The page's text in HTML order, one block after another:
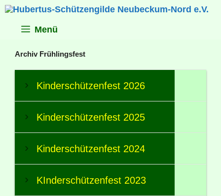
Zum
Inhalt
Menü
Archiv Frühlingsfest
Kinderschützenfest 2026
Kinderschützenfest 2025
Kinderschützenfest 2024
KInderschützenfest 2023